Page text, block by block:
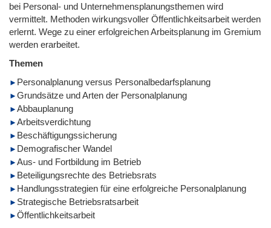
bei Personal- und Unternehmensplanungsthemen wird
vermittelt. Methoden wirkungsvoller Öffentlichkeitsarbeit werden
erlernt. Wege zu einer erfolgreichen Arbeitsplanung im Gremium
werden erarbeitet.
Themen
Personalplanung versus Personalbedarfsplanung
Grundsätze und Arten der Personalplanung
Abbauplanung
Arbeitsverdichtung
Beschäftigungssicherung
Demografischer Wandel
Aus- und Fortbildung im Betrieb
Beteiligungsrechte des Betriebsrats
Handlungsstrategien für eine erfolgreiche Personalplanung
Strategische Betriebsratsarbeit
Öffentlichkeitsarbeit